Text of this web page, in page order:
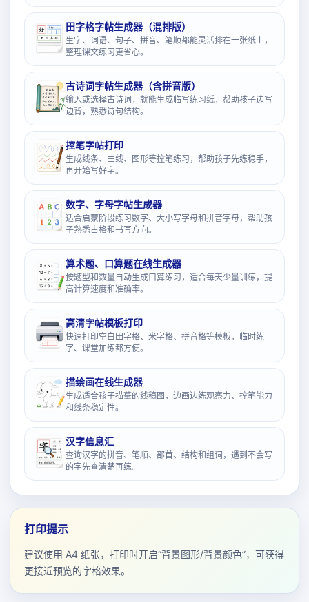
田字格字帖生成器（混排版）
生字、词语、句子、拼音、笔顺都能灵活排在一张纸上，
整理课文练习更省心。
古诗词字帖生成器（含拼音版）
输入或选择古诗词，就能生成临写练习纸，帮助孩子边写
边背，熟悉诗句结构。
控笔字帖打印
生成线条、曲线、图形等控笔练习，帮助孩子先练稳手，
再开始写好字。
数字、字母字帖生成器
适合启蒙阶段练习数字、大小写字母和拼音字母，帮助孩
子熟悉占格和书写方向。
算术题、口算题在线生成器
按题型和数量自动生成口算练习，适合每天少量训练，提
高计算速度和准确率。
高清字帖模板打印
快速打印空白田字格、米字格、拼音格等模板，临时练
字、课堂加练都方便。
描绘画在线生成器
生成适合孩子描摹的线稿图，边画边练观察力、控笔能力
和线条稳定性。
汉字信息汇
查询汉字的拼音、笔顺、部首、结构和组词，遇到不会写
的字先查清楚再练。
打印提示
建议使用 A4 纸张，打印时开启“背景图形/背景颜色”，可获得
更接近预览的字格效果。